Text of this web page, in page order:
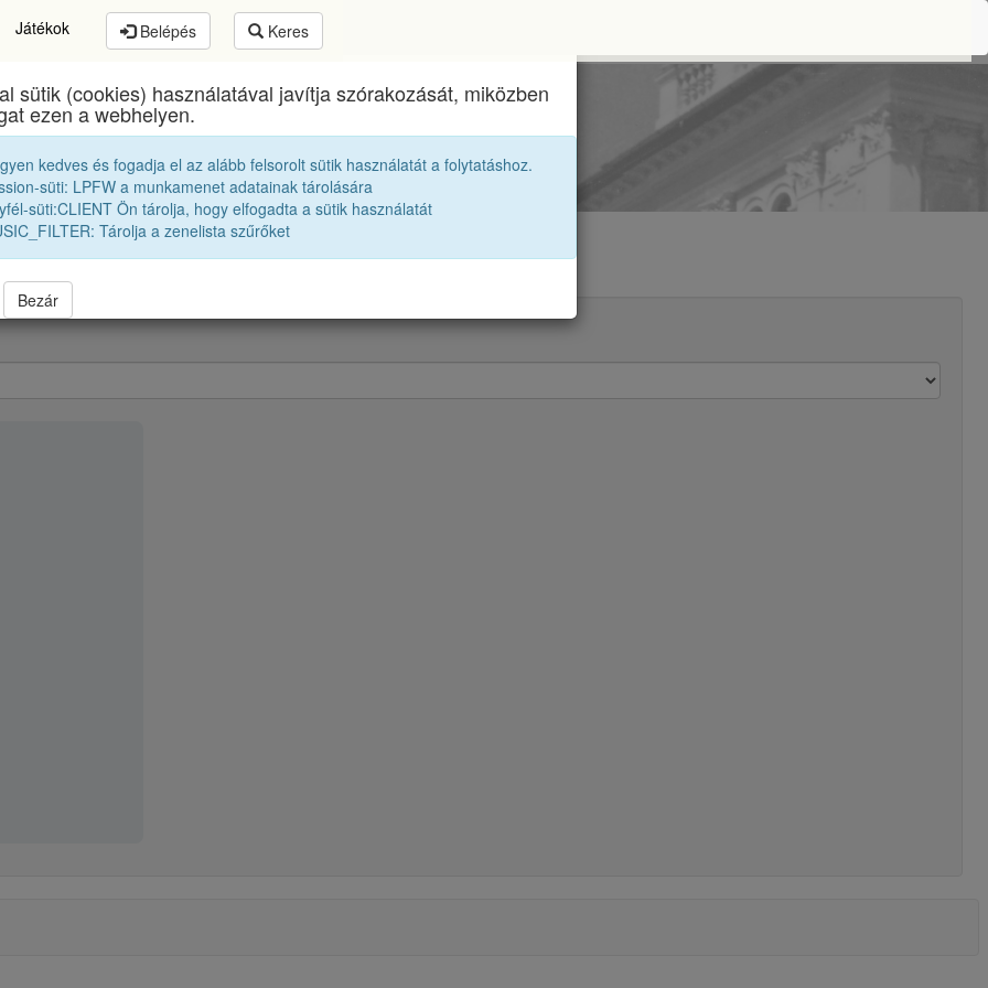
Játékok Belépés Keres
Brassai Sámuel Líceumegykori diákjai
Tanári kar Kovács Béla
sütik (cookies) használatával javítja szórakozását, miközben
ezen a webhelyen.
kedves és fogadja el az alább felsorolt sütik használatát a folytatáshoz.
süti: LPFW a munkamenet adatainak tárolására
süti:CLIENT Ön tárolja, hogy elfogadta a sütik használatát
Tárolja a zenelista szűrőket
Bezár